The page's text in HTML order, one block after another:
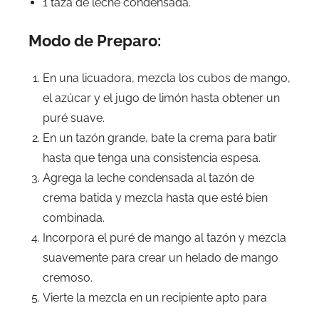
Modo de Preparo:
En una licuadora, mezcla los cubos de mango,
el azúcar y el jugo de limón hasta obtener un
puré suave.
En un tazón grande, bate la crema para batir
hasta que tenga una consistencia espesa.
Agrega la leche condensada al tazón de
crema batida y mezcla hasta que esté bien
combinada.
Incorpora el puré de mango al tazón y mezcla
suavemente para crear un helado de mango
cremoso.
Vierte la mezcla en un recipiente apto para